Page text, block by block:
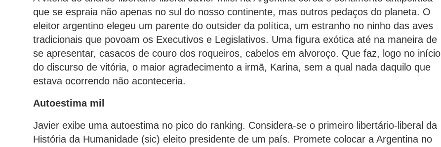
que se espraia não apenas no sul do nosso continente, mas outros pedaços do planeta. O
eleitor argentino elegeu um parente do outsider da política, um estranho no ninho das aves
tradicionais que povoam os Executivos e Legislativos. Uma figura exótica até na maneira de
se apresentar, casacos de couro dos roqueiros, cabelos em alvoroço. Que faz, logo no início
do discurso de vitória, o maior agradecimento a irmã, Karina, sem a qual nada daquilo que
estava ocorrendo não aconteceria.
Autoestima mil
Javier exibe uma autoestima no pico do ranking. Considera-se o primeiro libertário-liberal da
História da Humanidade (sic) eleito presidente de um país. Promete colocar a Argentina no